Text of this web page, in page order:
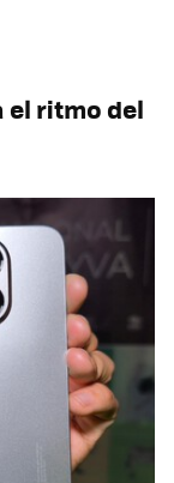
el ritmo del